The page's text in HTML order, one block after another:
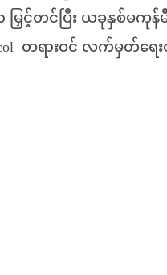
မြှင့်တင်ပြီး ယခုနှစ်
တရားဝင် လက်မှတ်ရ